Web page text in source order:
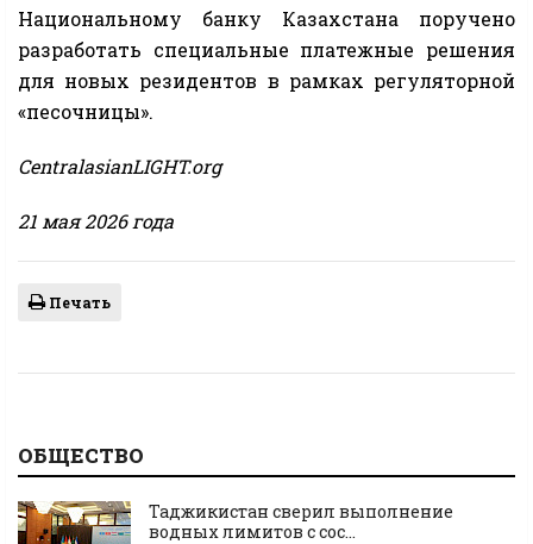
Национальному банку Казахстана поручено
разработать специальные платежные решения
для новых резидентов в рамках регуляторной
«песочницы».
CentralasianLIGHT.org
21 мая 2026 года
Печать
ОБЩЕСТВО
Таджикистан сверил выполнение
водных лимитов с сос...